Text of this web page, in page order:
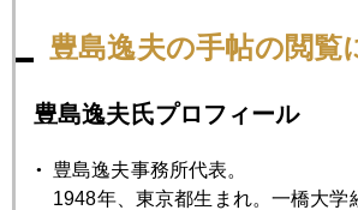
本欄でしつこく書いてきたことだが、木
した北海道のニドムという雄大な原生林
このゴルフ場もオシマイかと思われた。
は大したもので大きな森そのものが崩壊
豊島逸夫の手帖の閲覧
豊島逸夫氏プロフィール
豊島逸夫事務所代表。
1948年、東京都生まれ。一橋大学